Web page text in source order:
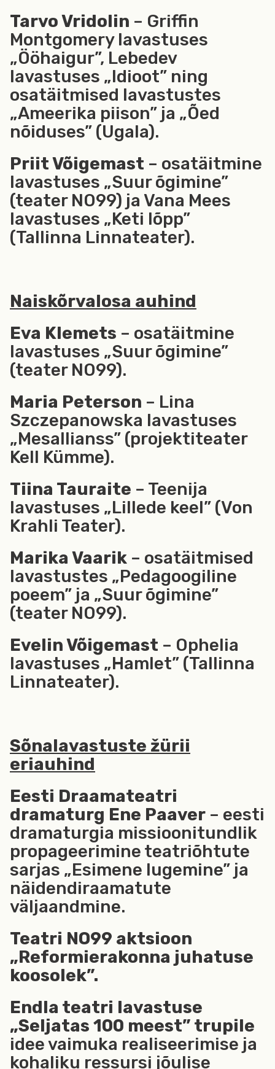
Tarvo Vridolin – Griffin
Montgomery lavastuses
„Ööhaigur”, Lebedev
lavastuses „Idioot” ning
osatäitmised lavastustes
„Ameerika piison” ja „Õed
nõiduses” (Ugala).
Priit Võigemast – osatäitmine
lavastuses „Suur õgimine”
(teater NO99) ja Vana Mees
lavastuses „Keti lõpp”
(Tallinna Linnateater).
Naiskõrvalosa auhind
Eva Klemets – osatäitmine
lavastuses „Suur õgimine”
(teater NO99).
Maria Peterson – Lina
Szczepanowska lavastuses
„Mesallianss” (projektiteater
Kell Kümme).
Tiina Tauraite – Teenija
lavastuses „Lillede keel” (Von
Krahli Teater).
Marika Vaarik – osatäitmised
lavastustes „Pedagoogiline
poeem” ja „Suur õgimine”
(teater NO99).
Evelin Võigemast – Ophelia
lavastuses „Hamlet” (Tallinna
Linnateater).
Sõnalavastuste žürii
eriauhind
Eesti Draamateatri
dramaturg Ene Paaver – eesti
dramaturgia missioonitundlik
propageerimine teatriõhtute
sarjas „Esimene lugemine” ja
näidendiraamatute
väljaandmine.
Teatri NO99 aktsioon
„Reformierakonna juhatuse
koosolek”.
Endla teatri lavastuse
„Seljatas 100 meest” trupile
idee vaimuka realiseerimise ja
kohaliku ressursi jõulise